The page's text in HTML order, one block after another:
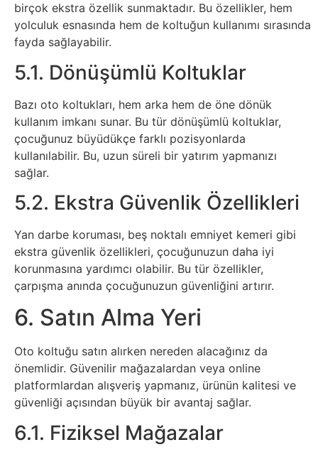
Tanıtımı
Uzay
Siteleri
Webmaster
WordPress
Yapay
Zeka
Yemek
Youtube
birçok ekstra özellik sunmaktadır. Bu özellikler, hem
yolculuk esnasında hem de koltuğun kullanımı sırasında
fayda sağlayabilir.
5.1. Dönüşümlü Koltuklar
Bazı oto koltukları, hem arka hem de öne dönük
kullanım imkanı sunar. Bu tür dönüşümlü koltuklar,
çocuğunuz büyüdükçe farklı pozisyonlarda
kullanılabilir. Bu, uzun süreli bir yatırım yapmanızı
sağlar.
5.2. Ekstra Güvenlik Özellikleri
Yan darbe koruması, beş noktalı emniyet kemeri gibi
ekstra güvenlik özellikleri, çocuğunuzun daha iyi
korunmasına yardımcı olabilir. Bu tür özellikler,
çarpışma anında çocuğunuzun güvenliğini artırır.
6. Satın Alma Yeri
Oto koltuğu satın alırken nereden alacağınız da
önemlidir. Güvenilir mağazalardan veya online
platformlardan alışveriş yapmanız, ürünün kalitesi ve
güvenliği açısından büyük bir avantaj sağlar.
6.1. Fiziksel Mağazalar